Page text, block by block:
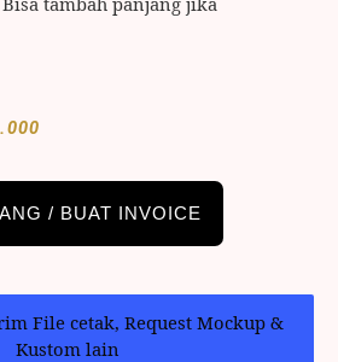
/ BUAT INVOICE
File cetak, Request Mockup &
Kustom lain